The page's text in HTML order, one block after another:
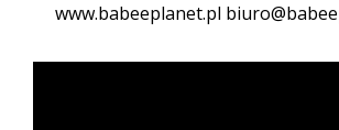
www.babeeplanet.pl